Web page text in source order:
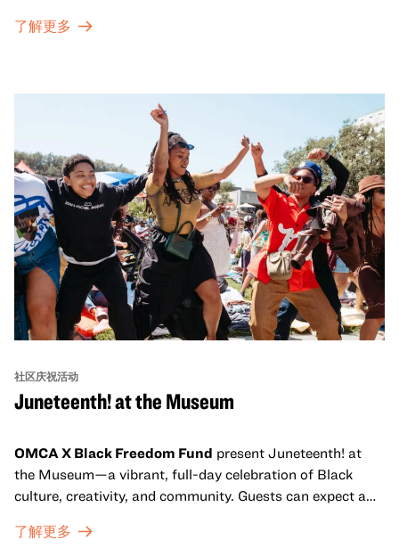
通过亲身参与和虚拟的治疗圈来相互支持。
了解更多
社区庆祝活动
Juneteenth! at the Museum
OMCA X Black Freedom Fund present Juneteenth! at
the Museum—a vibrant, full-day celebration of Black
culture, creativity, and community. Guests can expect a
sets from boundary-pushing artists, delicious offerings
了解更多